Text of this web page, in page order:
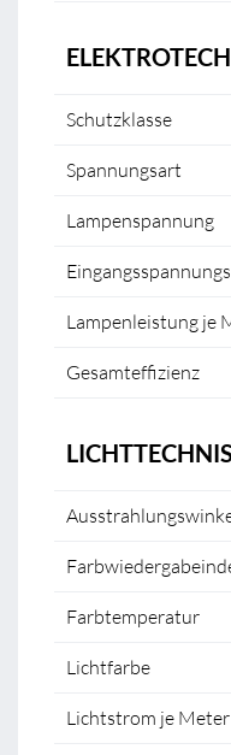
Schutzklasse
Spannungsart
Lampenspannung
Lampenleistung je
Gesamteffizienz
Farbtemperatur
Lichtfarbe
Lichtstrom je Meter